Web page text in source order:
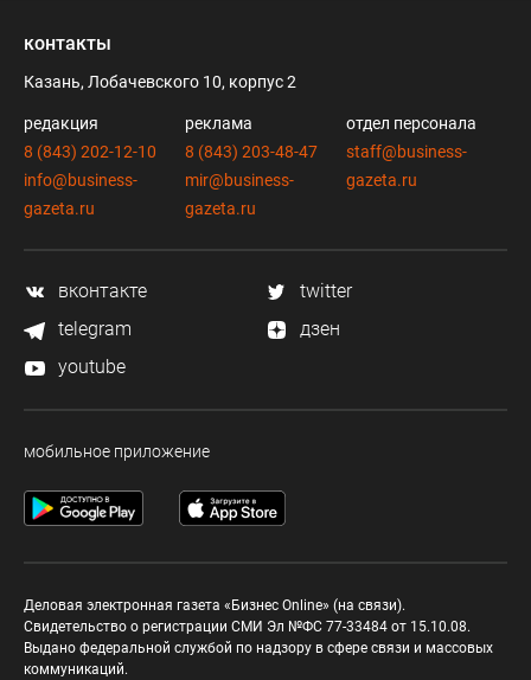
контакты
Казань, Лобачевского 10, корпус 2
редакция
8 (843) 202-12-10
info@business-
gazeta.ru
реклама
8 (843) 203-48-47
mir@business-
gazeta.ru
отдел персонала
staff@business-
gazeta.ru
вконтакте
twitter
telegram
дзен
youtube
мобильное приложение
Деловая электронная газета «Бизнес Online» (на связи).
Свидетельство о регистрации СМИ Эл №ФС 77-33484 от 15.10.08.
Выдано федеральной службой по надзору в сфере связи и массовых
коммуникаций.